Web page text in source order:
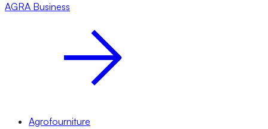
AGRA Business
Agrofourniture